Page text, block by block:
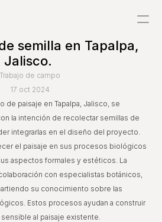
semilla en Tapalpa,
Jalisco.
Trabajo de campo
17 oct 2024
de paisaje en Tapalpa, Jalisco, se
la intención de recolectar semillas de
integrarlas en el diseño del proyecto.
el paisaje en sus procesos biológicos
aspectos formales y estéticos. La
con especialistas botánicos,
su conocimiento sobre las
Estos procesos ayudan a construir
sensible al paisaje existente.